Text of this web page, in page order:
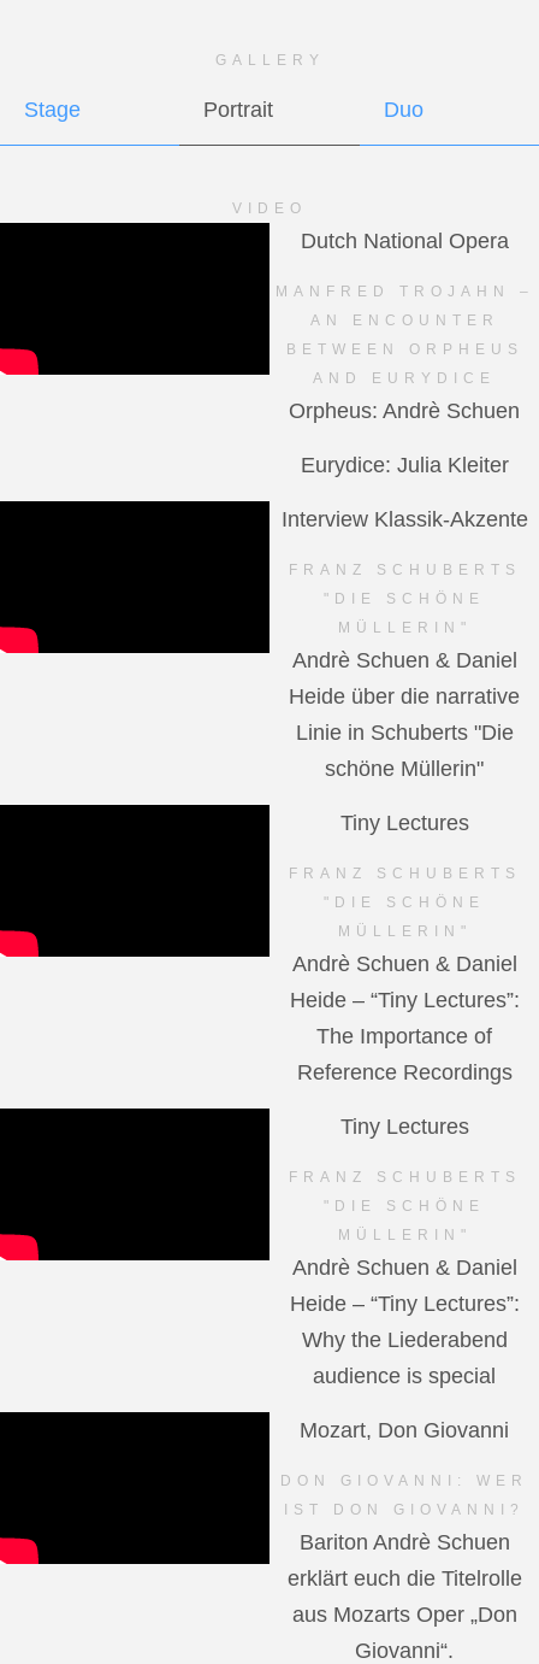
GALLERY
Stage Portrait Duo
VIDEO
Dutch National Opera
MANFRED TROJAHN –
AN ENCOUNTER
BETWEEN ORPHEUS
AND EURYDICE
Orpheus: Andrè Schuen
Eurydice: Julia Kleiter
Interview Klassik-Akzente
FRANZ SCHUBERTS
"DIE SCHÖNE
MÜLLERIN"
Andrè Schuen & Daniel
Heide über die narrative
Linie in Schuberts "Die
schöne Müllerin"
Tiny Lectures
FRANZ SCHUBERTS
"DIE SCHÖNE
MÜLLERIN"
Andrè Schuen & Daniel
Heide – “Tiny Lectures”:
The Importance of
Reference Recordings
Tiny Lectures
FRANZ SCHUBERTS
"DIE SCHÖNE
MÜLLERIN"
Andrè Schuen & Daniel
Heide – “Tiny Lectures”:
Why the Liederabend
audience is special
Mozart, Don Giovanni
DON GIOVANNI: WER
IST DON GIOVANNI?
Bariton Andrè Schuen
erklärt euch die Titelrolle
aus Mozarts Oper „Don
Giovanni“.